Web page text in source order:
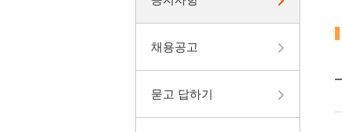
채용공고
묻고 답하기